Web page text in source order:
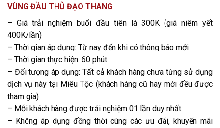
VÙNG ĐẦU THỦ ĐẠO THANG
– Giá trải nghiệm buổi đầu tiên là 300K (giá niêm yết
400K/lần)
– Thời gian áp dụng: Từ nay đến khi có thông báo mới
– Thời gian thực hiện: 60 phút
– Đối tượng áp dụng: Tất cả khách hàng chưa từng sử dụng
dịch vụ này tại Miêu Tộc (khách hàng cũ hay mới đều được
tham gia)
– Mỗi khách hàng được trải nghiệm 01 lần duy nhất.
– Không áp dụng đồng thời cùng các ưu đãi, khuyến mãi